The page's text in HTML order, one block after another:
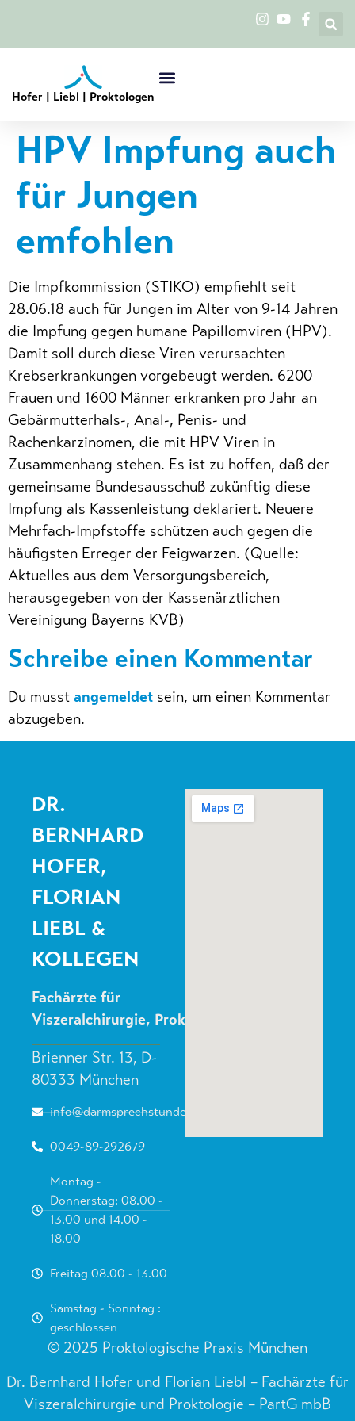
Hofer | Liebl | Proktologen
HPV Impfung auch
für Jungen
emfohlen
Die Impfkommission (STIKO) empfiehlt seit
28.06.18 auch für Jungen im Alter von 9-14 Jahren
die Impfung gegen humane Papillomviren (HPV).
Damit soll durch diese Viren verursachten
Krebserkrankungen vorgebeugt werden. 6200
Frauen und 1600 Männer erkranken pro Jahr an
Gebärmutterhals-, Anal-, Penis- und
Rachenkarzinomen, die mit HPV Viren in
Zusammenhang stehen. Es ist zu hoffen, daß der
gemeinsame Bundesausschuß zukünftig diese
Impfung als Kassenleistung deklariert. Neuere
Mehrfach-Impfstoffe schützen auch gegen die
häufigsten Erreger der Feigwarzen. (Quelle:
Aktuelles aus dem Versorgungsbereich,
herausgegeben von der Kassenärztlichen
Vereinigung Bayerns KVB)
Schreibe einen Kommentar
Du musst angemeldet sein, um einen Kommentar
abzugeben.
DR.
BERNHARD
HOFER,
FLORIAN
LIEBL &
KOLLEGEN
Fachärzte für
Viszeralchirurgie, Proktologie
Brienner Str. 13, D-
80333 München
info@darmsprechstunde.de
0049-89-292679
Montag -
Donnerstag: 08.00 -
13.00 und 14.00 -
18.00
Freitag 08.00 - 13.00
Samstag - Sonntag :
geschlossen
© 2025 Proktologische Praxis München
Dr. Bernhard Hofer und Florian Liebl – Fachärzte für
Viszeralchirurgie und Proktologie – PartG mbB